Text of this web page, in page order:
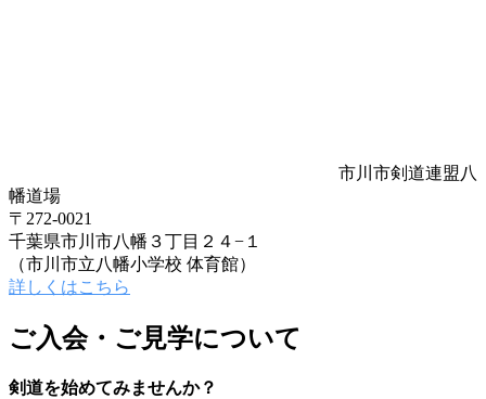
市川市剣道連盟八
幡道場
〒272-0021
千葉県市川市八幡３丁目２４−１
（市川市立八幡小学校 体育館）
詳しくはこちら
ご入会・ご見学について
剣道を始めてみませんか？